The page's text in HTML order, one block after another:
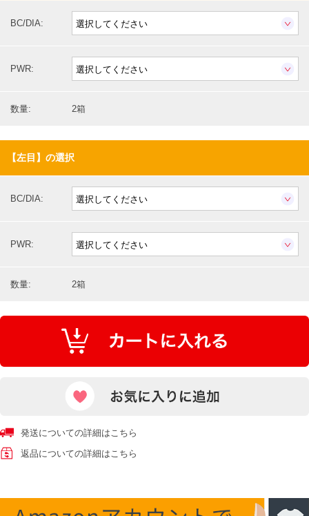
BC/DIA:
PWR:
数量: 2箱
【左目】の選択
BC/DIA:
PWR:
数量: 2箱
発送についての詳細はこちら
返品についての詳細はこちら